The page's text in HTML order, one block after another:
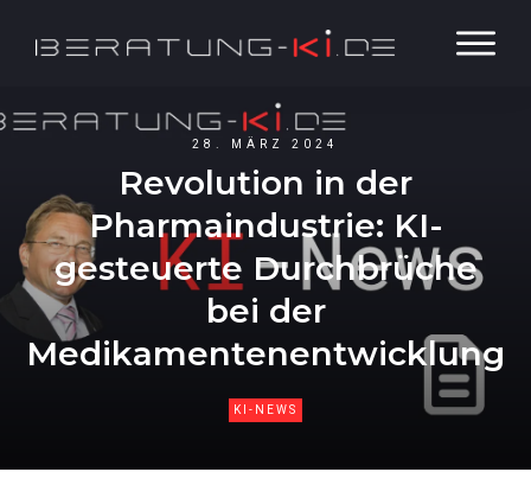
28. MÄRZ 2024
Revolution in der
Pharmaindustrie: KI-
gesteuerte Durchbrüche
bei der
Medikamentenentwicklung
KI-NEWS